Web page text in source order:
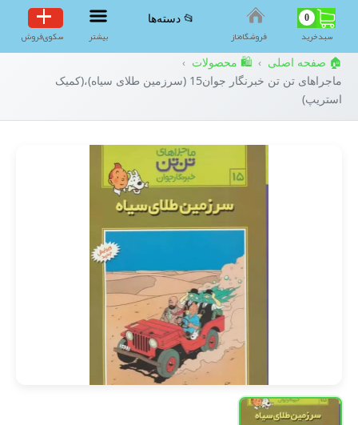
0
سبد‌خرید فروشگاه‌ناز
📂 دسته‌ها
بیشتر سکوی‌فروش
🏠 صفحه اصلی › 🛍️ محصولات ›
ماجراهای تن تن خبرنگار جوان15 (سرزمین طلای سیاه)،(کمیک
استریپ)